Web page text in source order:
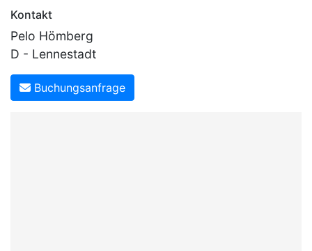
Kontakt
Pelo Hömberg
D - Lennestadt
Buchungsanfrage